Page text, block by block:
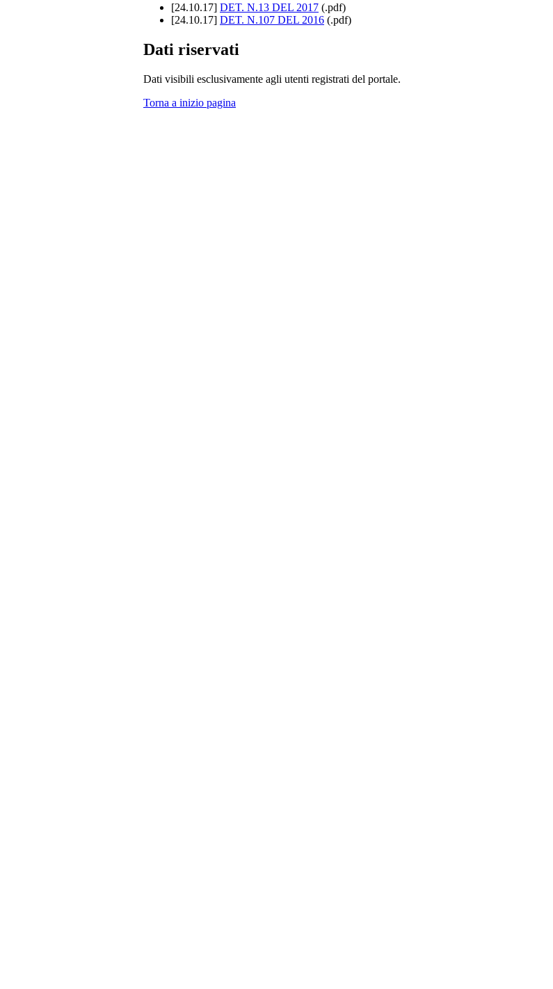
[24.10.17] DET. N.13 DEL 2017 (.pdf)
[24.10.17] DET. N.107 DEL 2016 (.pdf)
Dati riservati
Dati visibili esclusivamente agli utenti registrati del portale.
Torna a inizio pagina